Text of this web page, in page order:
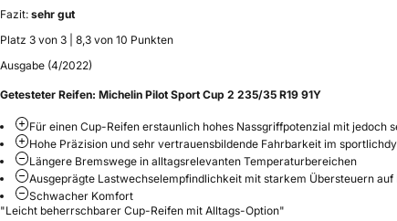
Fazit: sehr gut
Platz 3 von 3 | 8,3 von 10 Punkten
Ausgabe (4/2022)
Getesteter Reifen: Michelin Pilot Sport Cup 2 235/35 R19 91Y
Für einen Cup-Reifen erstaunlich hohes Nassgriffpotenzial mit jedoch
Hohe Präzision und sehr vertrauensbildende Fahrbarkeit im
Längere Bremswege in alltagsrelevanten Temperaturbereichen
Ausgeprägte Lastwechselempfindlichkeit mit starkem Übersteuern auf
Schwacher Komfort
"Leicht beherrschbarer Cup-Reifen mit Alltags-Option"